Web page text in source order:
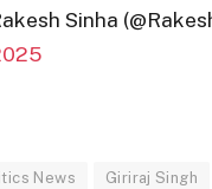
Sinha
News Giriraj Singh